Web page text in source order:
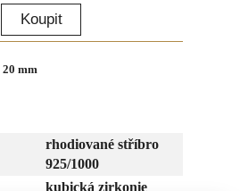
20 mm
rhodiované stříbro
925/1000
kubická zirkonie